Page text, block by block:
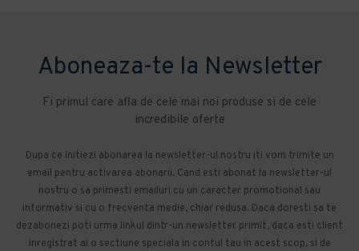
Aboneaza-te la Newsletter
Fi primul care afla de cele mai noi produse si de cele
incredibile oferte
Dupa ce initiezi abonarea la newsletter-ul nostru iti vom trimite un
email pentru activarea abonarii. Cand esti abonat la newsletter-ul
nostru o sa primesti emailuri cu un caracter promotional sau
informativ si cu o frecventa medie, chiar redusa. Daca doresti sa te
dezabonezi poti urma linkul dintr-un newsletter primit, daca esti client
inregistrat ai o sectiune speciala in contul tau in acest scop, si de